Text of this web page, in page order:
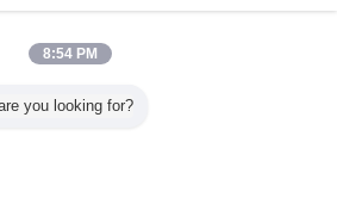
del cargador
8:54 PM
you looking for?